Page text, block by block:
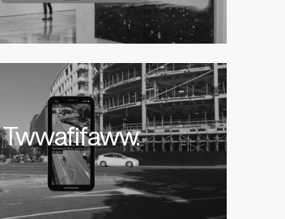
Twwafifaww.